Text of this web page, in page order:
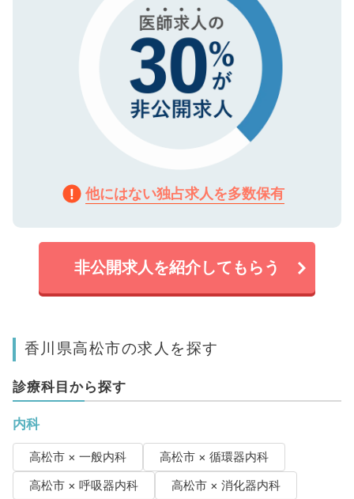
他にはない独占求人を多数保有
非公開求人を紹介してもらう
香川県高松市の求人を探す
診療科目から探す
内科
高松市 × 一般内科
高松市 × 循環器内科
高松市 × 呼吸器内科
高松市 × 消化器内科